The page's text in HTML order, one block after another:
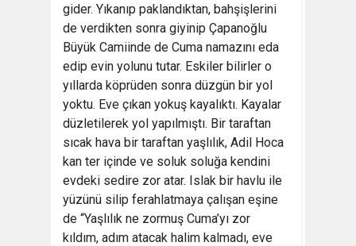
gider. Yıkanıp paklandıktan, bahşişlerini
de verdikten sonra giyinip Çapanoğlu
Büyük Camiinde de Cuma namazını eda
edip evin yolunu tutar. Eskiler bilirler o
yıllarda köprüden sonra düzgün bir yol
yoktu. Eve çıkan yokuş kayalıktı. Kayalar
düzletilerek yol yapılmıştı. Bir taraftan
sıcak hava bir taraftan yaşlılık, Adil Hoca
kan ter içinde ve soluk soluğa kendini
evdeki sedire zor atar. Islak bir havlu ile
yüzünü silip ferahlatmaya çalışan eşine
de “Yaşlılık ne zormuş Cuma’yı zor
kıldım, adım atacak halim kalmadı, eve